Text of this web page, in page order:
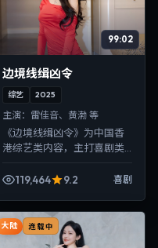
99:02
边境线缉凶令
综艺 2025
主演： 雷佳音、黄渤 等
《边境线缉凶令》为中国香
港综艺类内容，主打喜剧类
晰，适合移动端与电视端随
119,464 9.2 喜剧
大陆 连载中